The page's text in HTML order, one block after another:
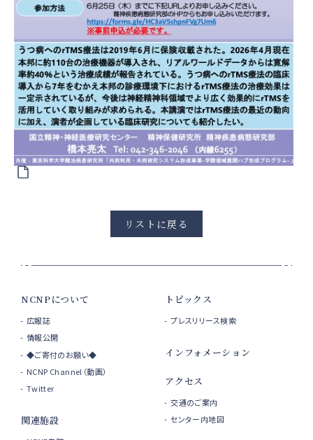
リストに戻る
NCNPについて
広報誌
情報公開
◆ご寄付のお願い◆
NCNP Channel（動画）
Twitter
関連施設
トピックス
プレスリリース検索
インフォメーション
アクセス
交通のご案内
センター内地図